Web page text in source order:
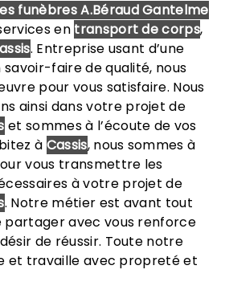
funèbres A.Béraud Gantelme
en transport de corps,
. Entreprise usant d’une
savoir-faire de qualité, nous
pour vous satisfaire. Nous
ainsi dans votre projet de
et sommes à l’écoute de vos
à Cassis, nous sommes à
vous transmettre les
à votre projet de
. Notre métier est avant tout
partager avec vous renforce
de réussir. Toute notre
et travaille avec propreté et